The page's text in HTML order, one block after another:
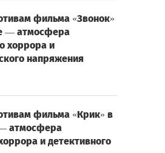
фильма «Звонок»
— атмосфера
хоррора и
напряжения
фильма «Крик» в
атмосфера
и детективного